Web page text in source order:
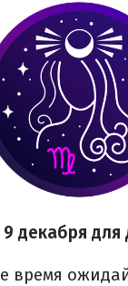
декабря для
время